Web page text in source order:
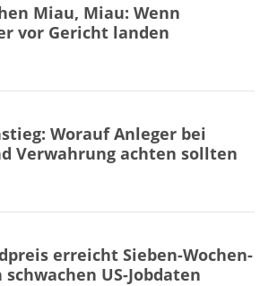
Miau, Miau: Wenn
vor Gericht landen
Worauf Anleger bei
Verwahrung achten sollten
erreicht Sieben-Wochen-
schwachen US-Jobdaten